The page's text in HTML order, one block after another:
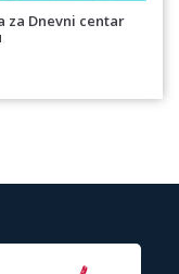
za Dnevni centar